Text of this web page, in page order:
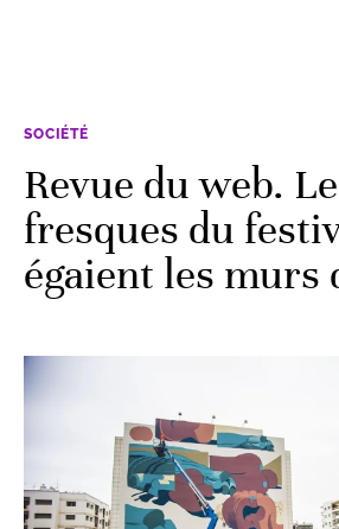
SOCIÉTÉ
Revue du web.
fresques du
égaient les murs